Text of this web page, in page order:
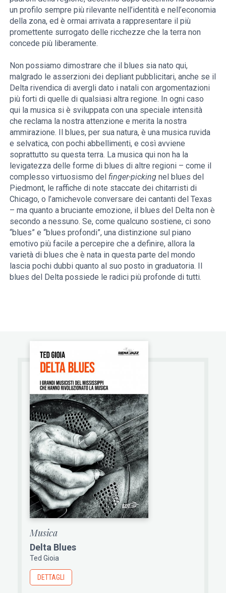
un profilo sempre più rilevante nell’identità e nell’economia
della zona, ed è ormai arrivata a rappresentare il più
promettente surrogato delle ricchezze che la terra non
concede più liberamente.
Non possiamo dimostrare che il blues sia nato qui,
malgrado le asserzioni dei depliant pubblicitari, anche se il
Delta rivendica di avergli dato i natali con argomentazioni
più forti di quelle di qualsiasi altra regione. In ogni caso
qui la musica si è sviluppata con una speciale intensità
che reclama la nostra attenzione e merita la nostra
ammirazione. Il blues, per sua natura, è una musica ruvida
e selvatica, con pochi abbellimenti, e così avviene
soprattutto su questa terra. La musica qui non ha la
levigatezza delle forme di blues di altre regioni – come il
complesso virtuosismo delfinger-picking nel blues del
Piedmont, le raffiche di note staccate dei chitarristi di
Chicago, o l’amichevole conversare dei cantanti del Texas
– ma quanto a bruciante emozione, il blues del Delta non è
secondo a nessuno. Se, come qualcuno sostiene, ci sono
“blues” e “blues profondi”, una distinzione sul piano
emotivo più facile a percepire che a definire, allora la
varietà di blues che è nata in questa parte del mondo
lascia pochi dubbi quanto al suo posto in graduatoria. Il
blues del Delta possiede le radici più profonde di tutti.
Musica
Delta Blues
Ted Gioia
DETTAGLI